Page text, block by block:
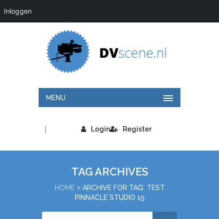
Inloggen
MENU
Login
| Register
TAG ARCHIVES
HOME
ARCHIVE FOR TAG: TEST
PINNACLE STUDIO 15